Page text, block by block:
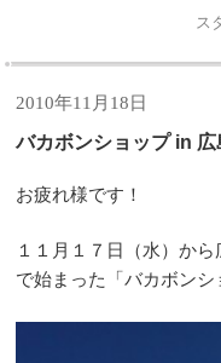
ス
2010年11月18日
バカボンショップ in 広
お疲れ様です！
１１月１７日（水）か
で始まった「バカボンシ